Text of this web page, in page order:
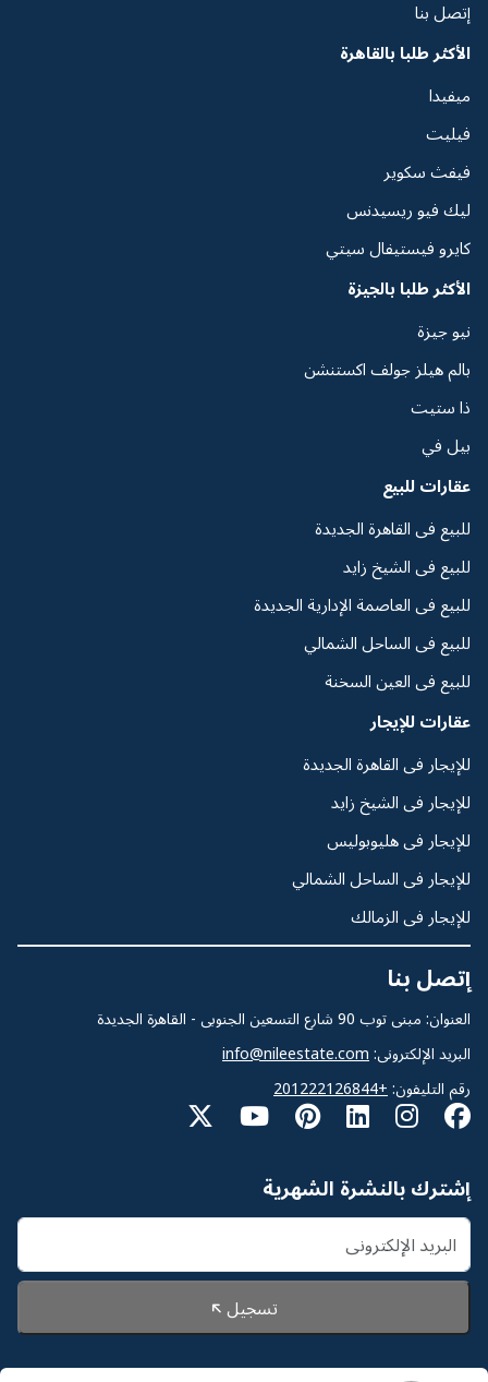
إتصل بنا
الأكثر طلبا بالقاهرة
ميفيدا
فيليت
فيفث سكوير
ليك فيو ريسيدنس
كايرو فيستيفال سيتي
الأكثر طلبا بالجيزة
نيو جيزة
بالم هيلز جولف اكستنشن
ذا ستيت
بيل في
عقارات للبيع
للبيع فى القاهرة الجديدة
للبيع فى الشيخ زايد
للبيع فى العاصمة الإدارية الجديدة
للبيع فى الساحل الشمالي
للبيع فى العين السخنة
عقارات للإيجار
للإيجار فى القاهرة الجديدة
للإيجار فى الشيخ زايد
للإيجار فى هليوبوليس
للإيجار فى الساحل الشمالي
للإيجار فى الزمالك
إتصل بنا
العنوان: مبنى توب 90 شارع التسعين الجنوبى - القاهرة الجديدة
البريد الإلكترونى: info@nileestate.com
رقم التليفون: +201222126844
إشترك بالنشرة الشهرية
تسجيل